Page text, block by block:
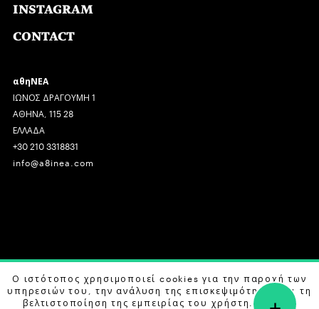
INSTAGRAM
CONTACT
αθηΝΕΑ
ΙΩΝΟΣ ΔΡΑΓΟΥΜΗ 1
ΑΘΗΝΑ, 115 28
ΕΛΛΑΔΑ
+30 210 3318831
info@a8inea.com
COPYRIGHT © 2026 αθηΝΕΑ, ALL RIGHTS RESERVED.
DESIGN BY G DESIGN STUDIO. DEVELOPED BYB LABS
Ο ιστότοπος χρησιμοποιεί cookies για την παροχή των
υπηρεσιών του, την ανάλυση της επισκεψιμότητας και τη
βελτιστοποίηση της εμπειρίας του χρήστη. Μάθετε